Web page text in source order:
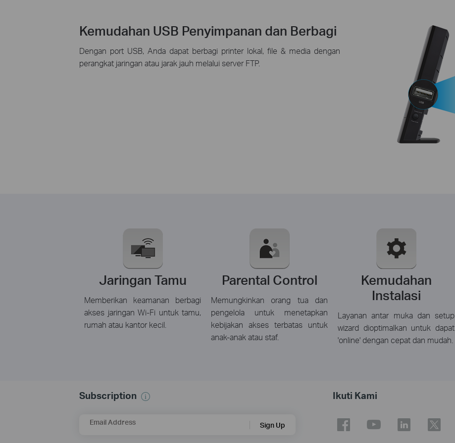
Kemudahan USB Penyimpanan dan Berbagi
Dengan port USB, Anda dapat berbagi printer lokal, file & media dengan
perangkat jaringan atau jarak jauh melalui server FTP.
Jaringan Tamu
Memberikan keamanan berbagi
akses jaringan Wi-Fi untuk tamu,
rumah atau kantor kecil.
Parental Control
Memungkinkan orang tua dan
pengelola untuk menetapkan
kebijakan akses terbatas untuk
anak-anak atau staf.
Kemudahan
Instalasi
Layanan antar muka dan setup
wizard dioptimalkan untuk dapat
'online' dengan cepat dan mudah.
Subscription
Email Address Sign Up
Ikuti Kami